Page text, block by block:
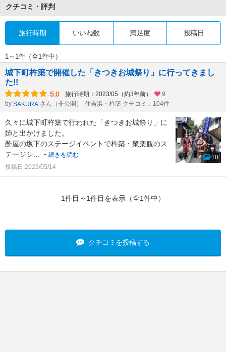
クチコミ・評判
旅行時期 いいね数 満足度 投稿日
1～1件（全1件中）
城下町杵築で開催した「きつきお城祭り」に行ってきまし
た!!
5.0 旅行時期：2023/05（約3年前）
9
by SAKURA さん（非公開） 住吉浜・杵築 クチコミ：104件
久々に城下町杵築で行われた「きつきお城祭り」に
姉と出かけました。
酢屋の坂下のステージイベントで杵築・衆楽観のス
テージシ...
続きを読む
投稿日:2023/05/14
10
1件目～1件目を表示（全1件中）
クチコミを投稿する